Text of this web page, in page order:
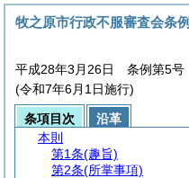
牧之原市行政不服審査会条例
平成28年3月26日 条例第5号
(令和7年6月1日施行)
条項目次
沿革
本則
第1条(趣旨)
第2条(所掌事項)